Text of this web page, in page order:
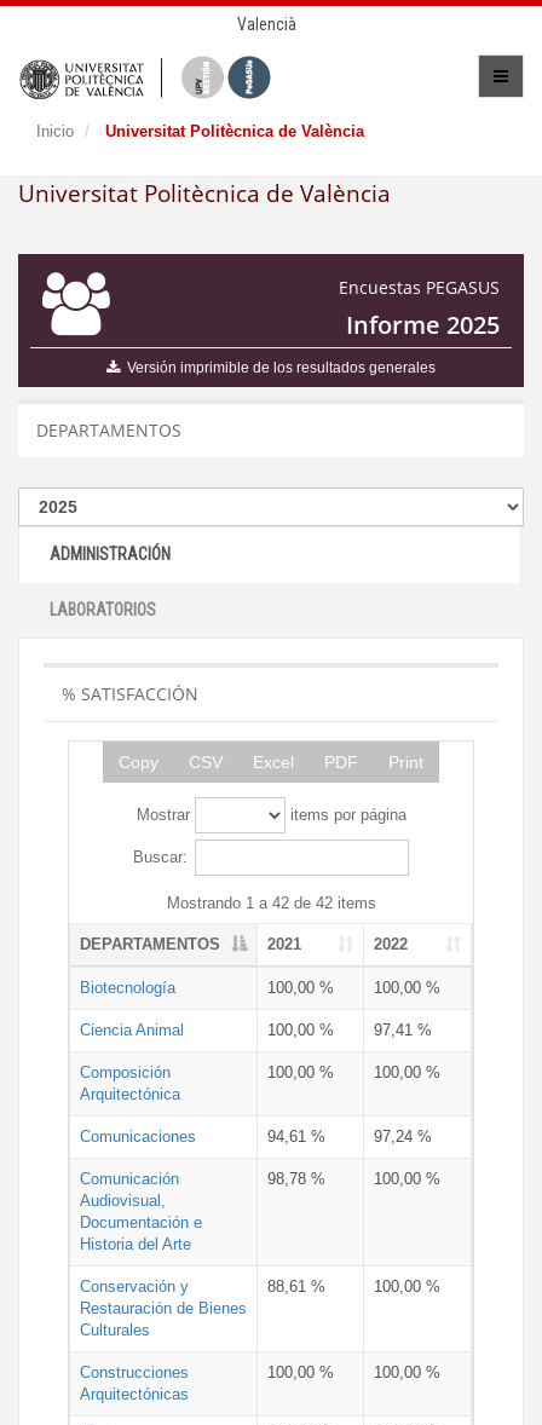
Valencià
Inicio Universitat Politècnica de València
Universitat Politècnica de València
Encuestas PEGASUS
Informe 2025
Versión imprimible de los resultados generales
DEPARTAMENTOS
ADMINISTRACIÓN
LABORATORIOS
% SATISFACCIÓN
Copy CSV Excel PDF Print
Mostrar items por página
Buscar:
Mostrando 1 a 42 de 42 items
DEPARTAMENTOS 2021 2022
Biotecnología 100,00 % 100,00 %
Ciencia Animal 100,00 % 97,41 %
Composición
Arquitectónica
100,00 % 100,00 %
Comunicaciones 94,61 % 97,24 %
Comunicación
Audiovisual,
Documentación e
Historia del Arte
98,78 % 100,00 %
Conservación y
Restauración de Bienes
Culturales
88,61 % 100,00 %
Construcciones
Arquitectónicas
100,00 % 100,00 %